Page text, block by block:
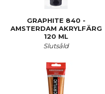
GRAPHITE 840 -
AMSTERDAM AKRYLFÄRG
120 ML
Slutsåld